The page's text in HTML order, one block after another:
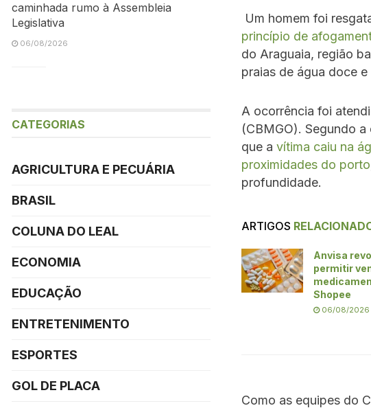
Um homem foi
princípio de
do Araguaia, região
praias de água doce
A ocorrência foi
(CBMGO). Segundo
que a vítima caiu na
proximidades do porto
profundidade.
ARTIGOS
Anvisa
permitir
Shopee
06/08/2026
Como as equipes do
caminhada rumo à Assembleia
Legislativa
06/08/2026
CATEGORIAS
AGRICULTURA E PECUÁRIA
BRASIL
COLUNA DO LEAL
ECONOMIA
EDUCAÇÃO
ENTRETENIMENTO
ESPORTES
GOL DE PLACA